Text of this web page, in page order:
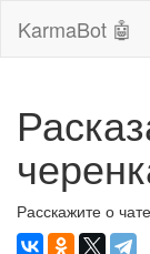
KarmaBot 🤖
Расскажите о